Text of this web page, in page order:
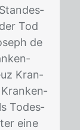
Tod
de
Kran­
Kran­ken­
To­des­
eine